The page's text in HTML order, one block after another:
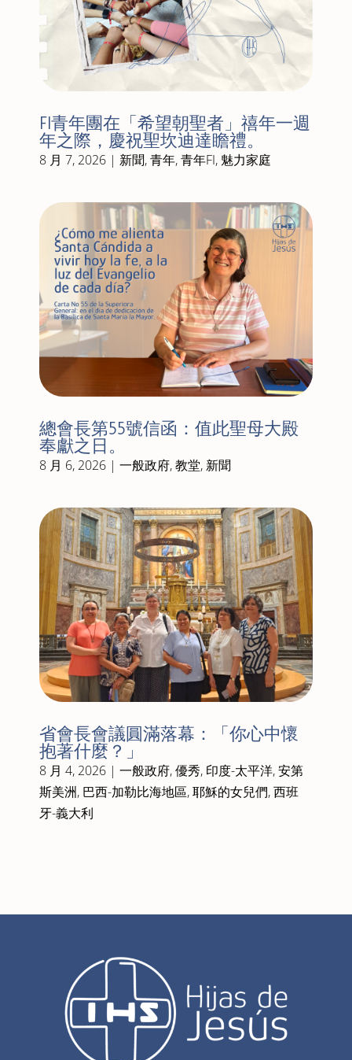
FI青年團在「希望朝聖者」禧年一週
年之際，慶祝聖坎迪達瞻禮。
8 月 7, 2026| 新聞,青年,青年FI, 魅力家庭
總會長第55號信函：值此聖母大殿
奉獻之日。
8 月 6, 2026| 一般政府,教堂, 新聞
省會長會議圓滿落幕：「你心中懷
抱著什麼？」
8 月 4, 2026| 一般政府,優秀, 印度-太平洋,安第
斯美洲, 巴西-加勒比海地區,耶穌的女兒們,西班
牙-義大利